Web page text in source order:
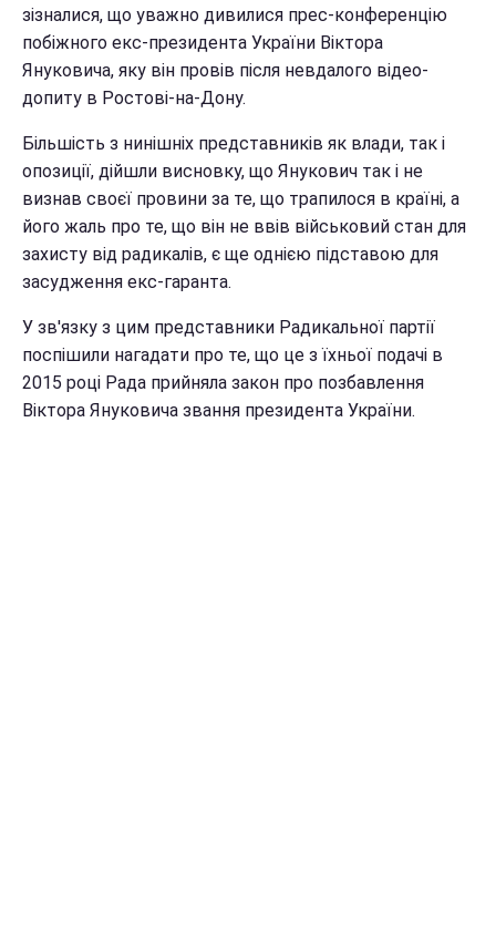
зізналися, що уважно дивилися прес-конференцію
побіжного екс-президента України Віктора
Януковича, яку він провів після невдалого відео-
допиту в Ростові-на-Дону.
Більшість з нинішніх представників як влади, так і
опозиції, дійшли висновку, що Янукович так і не
визнав своєї провини за те, що трапилося в країні, а
його жаль про те, що він не ввів військовий стан для
захисту від радикалів, є ще однією підставою для
засудження екс-гаранта.
У зв'язку з цим представники Радикальної партії
поспішили нагадати про те, що це з їхньої подачі в
2015 році Рада прийняла закон про позбавлення
Віктора Януковича звання президента України.